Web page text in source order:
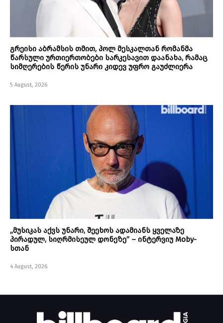
გრეისი აბრამსის თმით, პოლ მესკალთან რომანმა
წარსული ურთიერთობები სარკესავით დაანახა, რამაც
სიმღერების წერის უნარი კიდევ უფრო გაუძლიერა
5 August, 2026
„მუსიკას აქვს უნარი, შეეხოს ადამიანს ყველაზე
პირადულ, სიღრმისეულ დონეზე” – ინტერვიუ Moby-
სთან
4 August, 2026